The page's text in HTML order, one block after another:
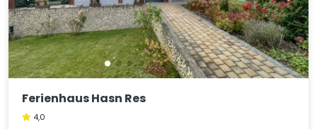
Ferienhaus Hasn Res
4,0